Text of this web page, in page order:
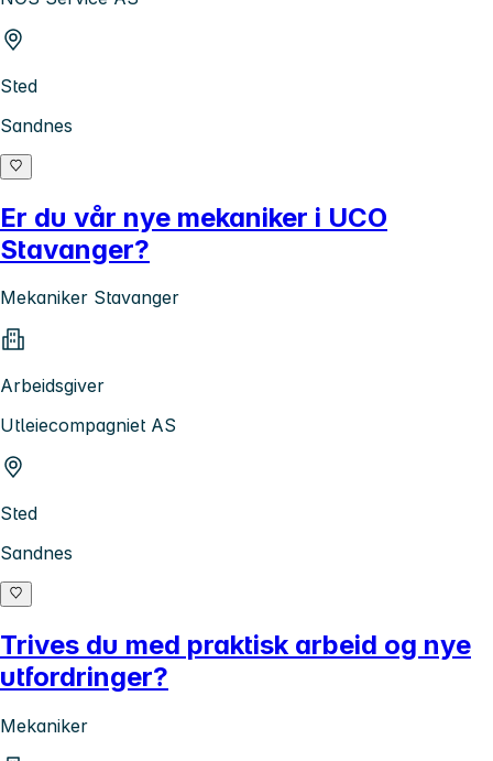
Sted
Sandnes
Er du vår nye mekaniker i UCO
Stavanger?
Mekaniker Stavanger
Arbeidsgiver
Utleiecompagniet AS
Sted
Sandnes
Trives du med praktisk arbeid og nye
utfordringer?
Mekaniker